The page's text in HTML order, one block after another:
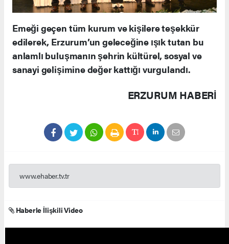
Emeği geçen tüm kurum ve kişilere teşekkür
edilerek, Erzurum’un geleceğine ışık tutan bu
anlamlı buluşmanın şehrin kültürel, sosyal ve
sanayi gelişimine değer kattığı vurgulandı.
ERZURUM HABERİ
www.ehaber.tv.tr
Haberle İlişkili Video